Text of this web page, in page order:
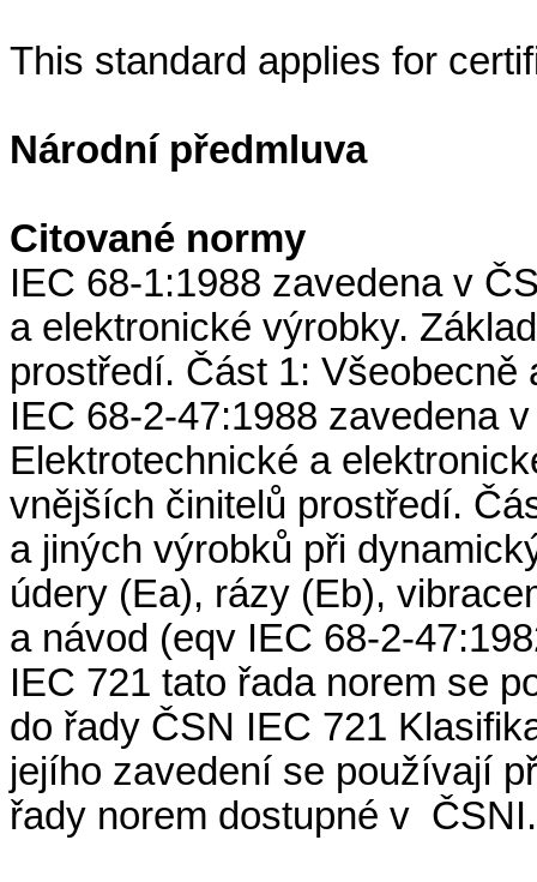
This standard applies for
Národní předmluva
Citované normy
IEC 68-1:1988 zavedena v
a elektronické výrobky.
prostředí. Část 1:
IEC 68-2-47:1988 zavedena
Elektrotechnické a
vnějších činitelů prostředí.
a jiných výrobků při
údery (Ea), rázy (Eb),
a návod (eqv IEC 68-2-
IEC 721 tato řada norem se
do řady ČSN IEC 721
jejího zavedení se používají
řady norem dostupné v ČSNI.